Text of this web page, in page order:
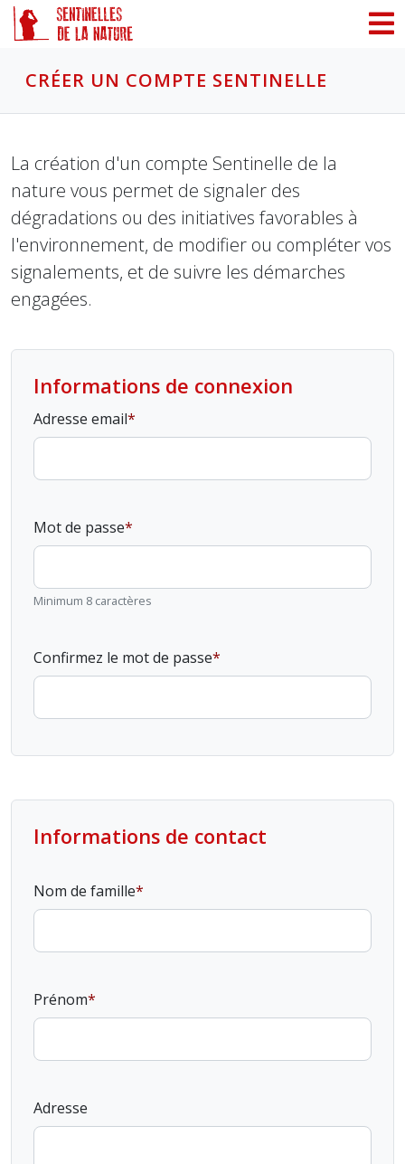
CRÉER UN COMPTE SENTINELLE
La création d'un compte Sentinelle de la
nature vous permet de signaler des
dégradations ou des initiatives favorables à
l'environnement, de modifier ou compléter vos
signalements, et de suivre les démarches
engagées.
Informations de connexion
Adresse email
Mot de passe
Minimum 8 caractères
Confirmez le mot de passe
Informations de contact
Nom de famille
Prénom
Adresse
Panneau de gestion des cookies